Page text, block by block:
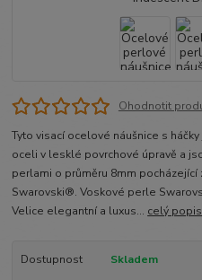
Ohodnotit
Tyto visací ocelové náušnice s
oceli v lesklé povrchové úpravě a
perlami o průměru 8mm
Swarovski®. Voskové perle
Velice elegantní a luxus... celý popis
Dostupnost Skladem